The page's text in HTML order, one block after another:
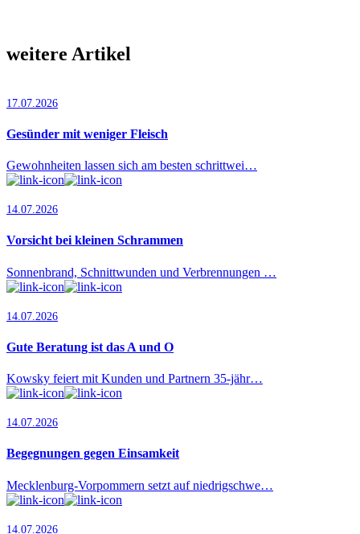
weitere Artikel
17.07.2026
Gesünder mit weniger Fleisch
Gewohnheiten lassen sich am besten schrittwei…
14.07.2026
Vorsicht bei kleinen Schrammen
Sonnenbrand, Schnittwunden und Verbrennungen …
14.07.2026
Gute Beratung ist das A und O
Kowsky feiert mit Kunden und Partnern 35-jähr…
14.07.2026
Begegnungen gegen Einsamkeit
Mecklenburg-Vorpommern setzt auf niedrigschwe…
14.07.2026